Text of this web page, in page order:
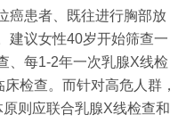
癌患者、既往进行胸部放
建议女性40岁开始筛查一
、每1-2年一次乳腺X线检
检查。而针对高危人群，
则应联合乳腺X线检查和